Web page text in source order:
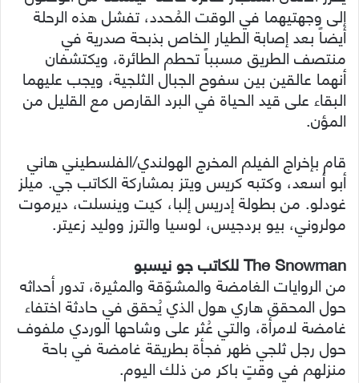
إلى وجهتيهما في الوقت المُحدد، تفشل هذه الرحلة
أيضاً بعد إصابة الطيار الخاص بذبحة صدرية في
منتصف الطريق مسبباً تحطم الطائرة، ويكتشفان
أنهما عالقين بين سفوح الجبال الثلجية، ويجب عليهما
البقاء على قيد الحياة في البرد القارص مع القليل من
المؤن.
قام بإخراج الفيلم المخرج الهولندي/الفلسطيني هاني
أبو أسعد، وكتبه كريس ويتز بمشاركة الكاتب جي. ميلز
غودلو. من بطولة إدريس إلبا، كيت وينسلت، ديرموت
مولروني، بيو بردجيس، لوسيا والترز ووليد زعيتر.
The Snowman للكاتب جو نيسبو
من الروايات الغامضة والمشوّقة والمثيرة، تدور أحداثه
حول المحقق هاري هول الذي يُحقق في حادثة اختفاء
غامضة لامرأة، والتي عُثر على وشاحها الوردي ملفوف
حول رجل ثلجي ظهر فجأة بطريقة غامضة في باحة
منزلهم في وقتٍ باكر من ذلك اليوم.